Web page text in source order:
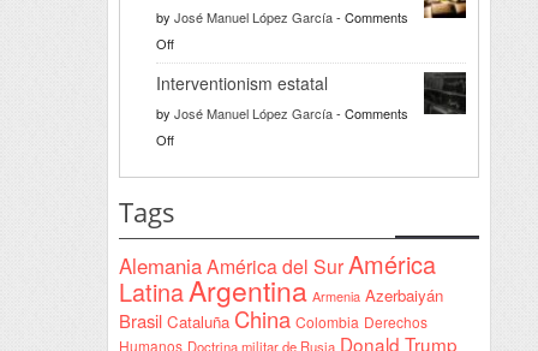
la
a
Yeda
en
Sudán
by José Manuel López García- Comments
Offon
Razón
solidaria
Interventionism estatal
by José Manuel López García- Comments
Offon
Tags
AlemaniaAmérica del SurAmérica
LatinaArgentina Armenia Azerbaiyán
Brasil Cataluña China Colombia Derechos
Humanos Doctrina militar de Rusia Donald Trump